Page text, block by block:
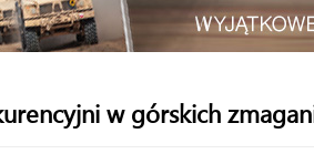
w górskich